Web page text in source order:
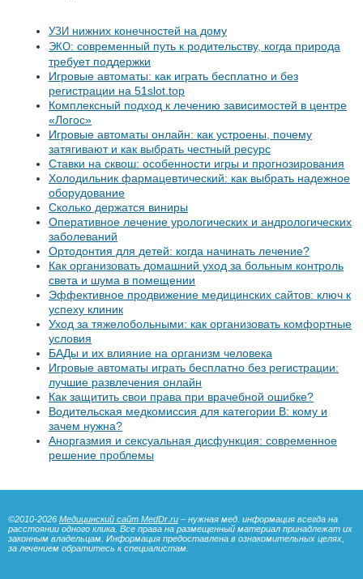
УЗИ нижних конечностей на дому
ЭКО: современный путь к родительству, когда природа
требует поддержки
Игровые автоматы: как играть бесплатно и без
регистрации на 51slot.top
Комплексный подход к лечению зависимостей в центре
«Логос»
Игровые автоматы онлайн: как устроены, почему
затягивают и как выбрать честный ресурс
Ставки на сквош: особенности игры и прогнозирования
Холодильник фармацевтический: как выбрать надежное
оборудование
Сколько держатся виниры
Оперативное лечение урологических и андрологических
заболеваний
Ортодонтия для детей: когда начинать лечение?
Как организовать домашний уход за больным контроль
света и шума в помещении
Эффективное продвижение медицинских сайтов: ключ к
успеху клиник
Уход за тяжелобольными: как организовать комфортные
условия
БАДы и их влияние на организм человека
Игровые автоматы играть бесплатно без регистрации:
лучшие развлечения онлайн
Как защитить свои права при врачебной ошибке?
Водительская медкомиссия для категории B: кому и
зачем нужна?
Аноргазмия и сексуальная дисфункция: современное
решение проблемы
©2010-2026 Медицинский сайт MedDr.ru – нужная мед. информация всегда на
расстоянии одного клика. Все права на размещенный материал принадлежат их
законным владельцам. Информация предоставлена в ознакомительных целях,
за лечением обратитесь к специалистам.